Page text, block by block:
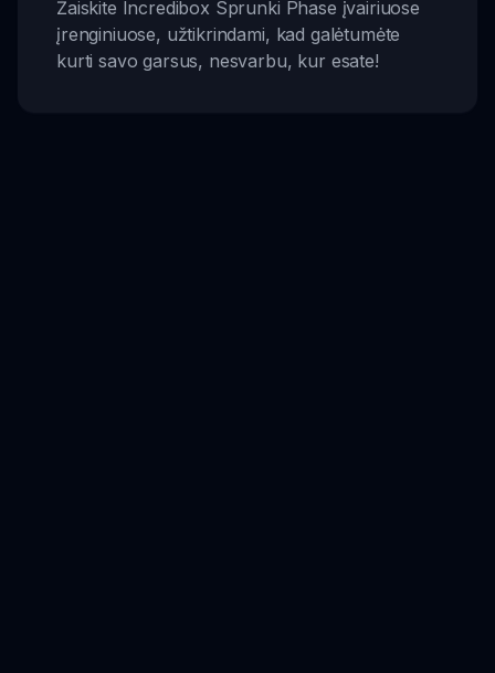
Žaiskite Incredibox Sprunki Phase įvairiuose
įrenginiuose, užtikrindami, kad galėtumėte
kurti savo garsus, nesvarbu, kur esate!